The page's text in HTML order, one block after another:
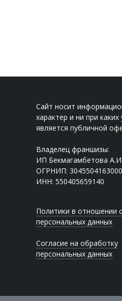
Сайт носит
характер и ни при каких
является публичной
Владелец франшизы:
ИП Бекмагамбетова А.И.
ОГРНИП:
ИНН: 550405659140
Политики в отношении
персональных данных
Согласие на обработку
персональных данных